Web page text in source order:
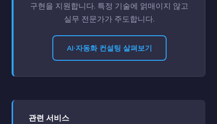
구현을 지원합니다. 특정 기술에 얽매이지 않고
실무 전문가가 주도합니다.
AI·자동화 컨설팅 살펴보기
관련 서비스